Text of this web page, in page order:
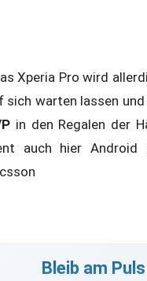
Xperia Pro wird
sich warten lassen
in den Regalen der
auch hier
Bleib am